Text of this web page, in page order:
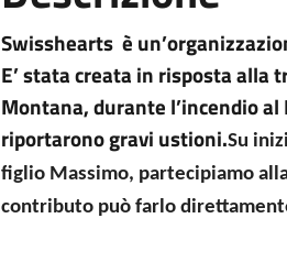
Swisshearts è
E’ stata creata in risposta alla
Montana, durante l’incendio
riportarono gravi ustioni.Su
figlio Massimo, partecipiamo
contributo può farlo